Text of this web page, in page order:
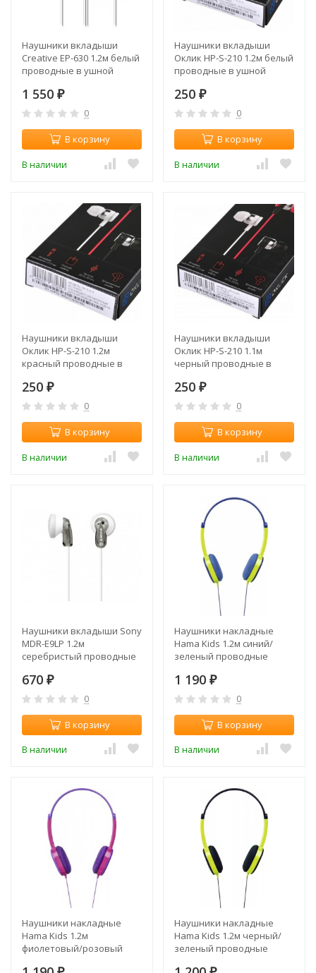
Наушники вкладыши
Creative EP-630 1.2м белый
проводные в ушной
(51MZ0085AA024)
1 550 ₽
0
В корзину
В наличии
Наушники вкладыши
Оклик HP-S-210 1.2м белый
проводные в ушной
250 ₽
0
В корзину
В наличии
Наушники вкладыши
Оклик HP-S-210 1.2м
красный проводные в
250 ₽
0
В корзину
В наличии
Наушники вкладыши
Оклик HP-S-210 1.1м
черный проводные в
250 ₽
0
В корзину
В наличии
Наушники вкладыши Sony
MDR-E9LP 1.2м
серебристый проводные
(MDRE9LPH.E)
670 ₽
0
В корзину
В наличии
Наушники накладные
Hama Kids 1.2м синий/
зеленый проводные
1 190 ₽
0
В корзину
В наличии
Наушники накладные
Hama Kids 1.2м
фиолетовый/розовый
Наушники накладные
Hama Kids 1.2м черный/
зеленый проводные